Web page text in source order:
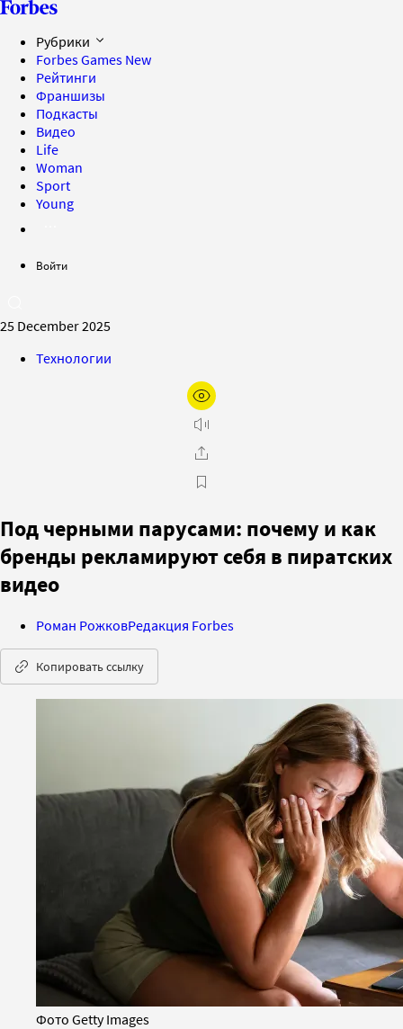
Рубрики
Forbes Games New
Рейтинги
Франшизы
Подкасты
Видео
Life
Woman
Sport
Young
Войти
25 December 2025
Технологии
Под черными парусами: почему и как
бренды рекламируют себя в пиратских
видео
Роман РожковРедакция Forbes
Копировать ссылку
Фото Getty Images